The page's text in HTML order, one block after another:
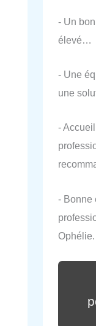
- Un
élevé…
- Une
une
-
- Bonne
Ophélie.